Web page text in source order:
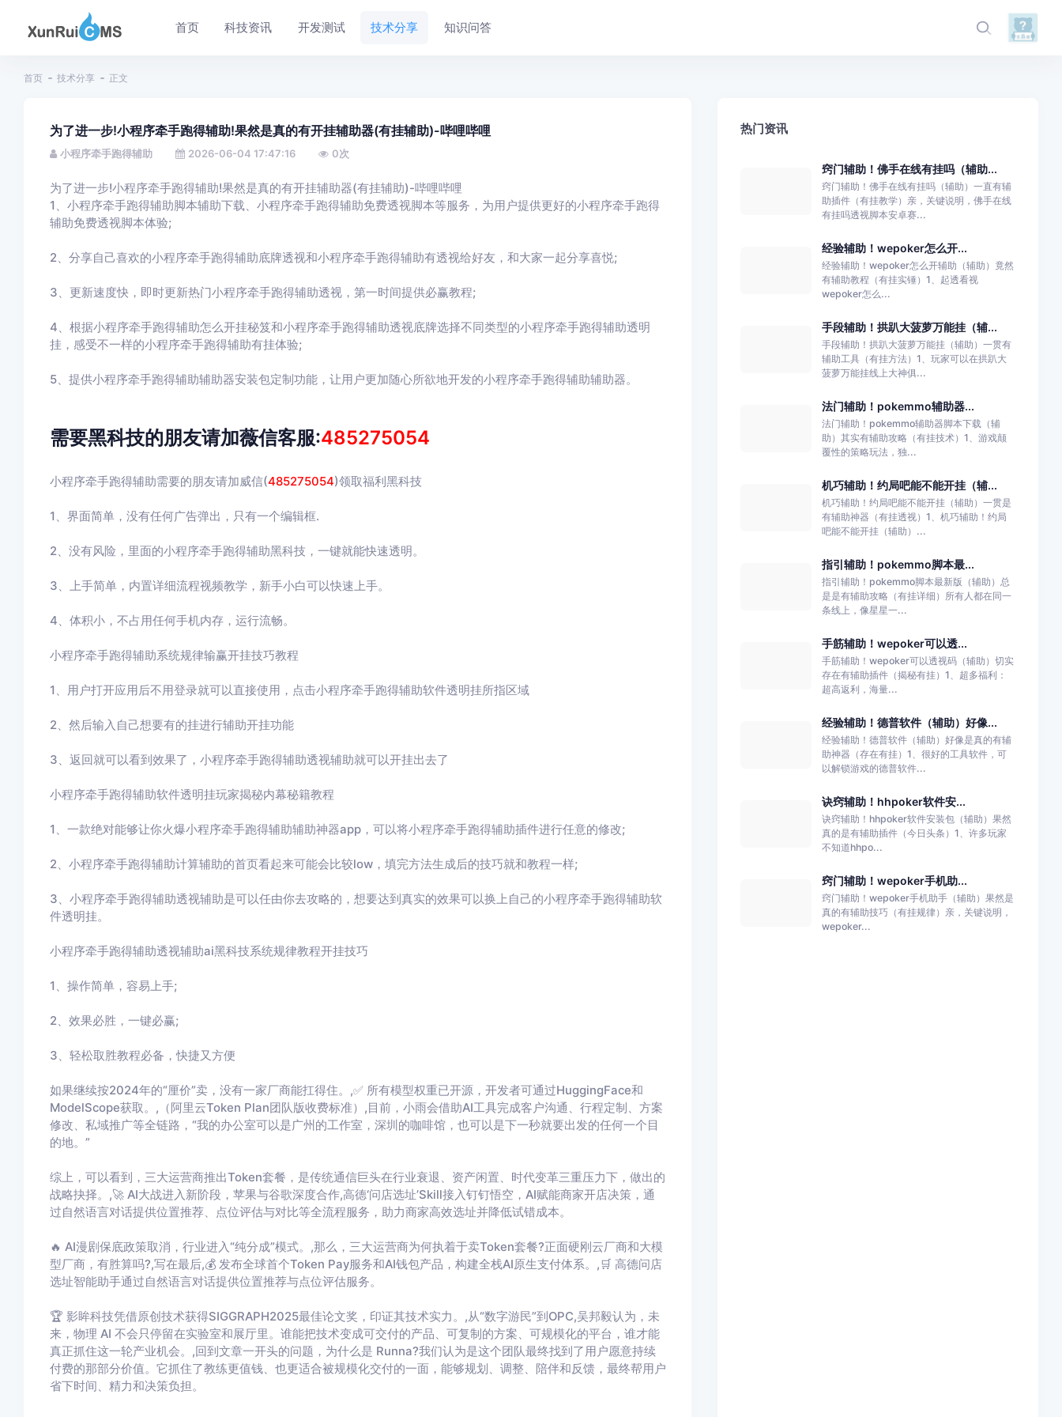
首页 科技资讯 开发测试 技术分享 知识问答
首页 技术分享 正文
为了进一步!小程序牵手跑得辅助!果然是真的有开挂辅助器(有挂辅助)-哔哩哔哩
小程序牵手跑得辅助 2026-06-04 17:47:16 0次
为了进一步!小程序牵手跑得辅助!果然是真的有开挂辅助器(有挂辅助)-哔哩哔哩
1、小程序牵手跑得辅助脚本辅助下载、小程序牵手跑得辅助免费透视脚本等服务，为用户提供更好的小程序牵手跑得
辅助免费透视脚本体验;
2、分享自己喜欢的小程序牵手跑得辅助底牌透视和小程序牵手跑得辅助有透视给好友，和大家一起分享喜悦;
3、更新速度快，即时更新热门小程序牵手跑得辅助透视，第一时间提供必赢教程;
4、根据小程序牵手跑得辅助怎么开挂秘笈和小程序牵手跑得辅助透视底牌选择不同类型的小程序牵手跑得辅助透明
挂，感受不一样的小程序牵手跑得辅助有挂体验;
5、提供小程序牵手跑得辅助辅助器安装包定制功能，让用户更加随心所欲地开发的小程序牵手跑得辅助辅助器。
需要黑科技的朋友请加薇信客服:485275054
小程序牵手跑得辅助需要的朋友请加威信(485275054)领取福利黑科技
1、界面简单，没有任何广告弹出，只有一个编辑框.
2、没有风险，里面的小程序牵手跑得辅助黑科技，一键就能快速透明。
3、上手简单，内置详细流程视频教学，新手小白可以快速上手。
4、体积小，不占用任何手机内存，运行流畅。
小程序牵手跑得辅助系统规律输赢开挂技巧教程
1、用户打开应用后不用登录就可以直接使用，点击小程序牵手跑得辅助软件透明挂所指区域
2、然后输入自己想要有的挂进行辅助开挂功能
3、返回就可以看到效果了， 小程序牵手跑得辅助透视辅助就可以开挂出去了
小程序牵手跑得辅助软件透明挂玩家揭秘内幕秘籍教程
1、一款绝对能够让你火爆小程序牵手跑得辅助辅助神器app，可以将小程序牵手跑得辅助插件进行任意的修改;
2、 小程序牵手跑得辅助计算辅助的首页看起来可能会比较low，填完方法生成后的技巧就和教程一样;
3、 小程序牵手跑得辅助透视辅助是可以任由你去攻略的，想要达到真实的效果可以换上自己的小程序牵手跑得辅助软
件透明挂。
小程序牵手跑得辅助透视辅助ai黑科技系统规律教程开挂技巧
1、操作简单，容易上手;
2、效果必胜，一键必赢;
3、轻松取胜教程必备，快捷又方便
如果继续按2024年的“厘价”卖，没有一家厂商能扛得住。,✅ 所有模型权重已开源，开发者可通过HuggingFace和
ModelScope获取。,（阿里云Token Plan团队版收费标准）,目前，小雨会借助AI工具完成客户沟通、行程定制、方案
修改、私域推广等全链路，“我的办公室可以是广州的工作室，深圳的咖啡馆，也可以是下一秒就要出发的任何一个目
的地。”
综上，可以看到，三大运营商推出Token套餐，是传统通信巨头在行业衰退、资产闲置、时代变革三重压力下，做出的
战略抉择。,🚀 AI大战进入新阶段，苹果与谷歌深度合作,高德‘问店选址’Skill接入钉钉悟空，AI赋能商家开店决策，通
过自然语言对话提供位置推荐、点位评估与对比等全流程服务，助力商家高效选址并降低试错成本。
🔥 AI漫剧保底政策取消，行业进入“纯分成”模式。,那么，三大运营商为何执着于卖Token套餐?正面硬刚云厂商和大模
型厂商，有胜算吗?,写在最后,💰 发布全球首个Token Pay服务和AI钱包产品，构建全栈AI原生支付体系。,🛒 高德问店
选址智能助手通过自然语言对话提供位置推荐与点位评估服务。
🏆 影眸科技凭借原创技术获得SIGGRAPH2025最佳论文奖，印证其技术实力。,从“数字游民”到OPC,吴邦毅认为，未
来，物理 AI 不会只停留在实验室和展厅里。谁能把技术变成可交付的产品、可复制的方案、可规模化的平台，谁才能
真正抓住这一轮产业机会。,回到文章一开头的问题，为什么是 Runna?我们认为是这个团队最终找到了用户愿意持续
付费的那部分价值。它抓住了教练更值钱、也更适合被规模化交付的一面，能够规划、调整、陪伴和反馈，最终帮用户
省下时间、精力和决策负担。
热门资讯
窍门辅助！佛手在线有挂吗（辅助...
窍门辅助！佛手在线有挂吗（辅助）一直有辅
助插件（有挂教学）亲，关键说明，佛手在线
有挂吗透视脚本安卓赛...
经验辅助！wepoker怎么开...
经验辅助！wepoker怎么开辅助（辅助）竟然
有辅助教程（有挂实锤）1、起透看视
wepoker怎么...
手段辅助！拱趴大菠萝万能挂（辅...
手段辅助！拱趴大菠萝万能挂（辅助）一贯有
辅助工具（有挂方法）1、玩家可以在拱趴大
菠萝万能挂线上大神俱...
法门辅助！pokemmo辅助器...
法门辅助！pokemmo辅助器脚本下载（辅
助）其实有辅助攻略（有挂技术）1、游戏颠
覆性的策略玩法，独...
机巧辅助！约局吧能不能开挂（辅...
机巧辅助！约局吧能不能开挂（辅助）一贯是
有辅助神器（有挂透视）1、机巧辅助！约局
吧能不能开挂（辅助）...
指引辅助！pokemmo脚本最...
指引辅助！pokemmo脚本最新版（辅助）总
是是有辅助攻略（有挂详细）所有人都在同一
条线上，像星星一...
手筋辅助！wepoker可以透...
手筋辅助！wepoker可以透视码（辅助）切实
存在有辅助插件（揭秘有挂）1、超多福利：
超高返利，海量...
经验辅助！德普软件（辅助）好像...
经验辅助！德普软件（辅助）好像是真的有辅
助神器（存在有挂）1、很好的工具软件，可
以解锁游戏的德普软件...
诀窍辅助！hhpoker软件安...
诀窍辅助！hhpoker软件安装包（辅助）果然
真的是有辅助插件（今日头条）1、许多玩家
不知道hhpo...
窍门辅助！wepoker手机助...
窍门辅助！wepoker手机助手（辅助）果然是
真的有辅助技巧（有挂规律）亲，关键说明，
wepoker...